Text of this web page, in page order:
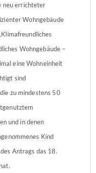
neu errichteter
Wohngebäude
Wohngebäude –
eine Wohneinheit
sind
zu mindestens 50
und in denen
Kind
Antrags das 18.